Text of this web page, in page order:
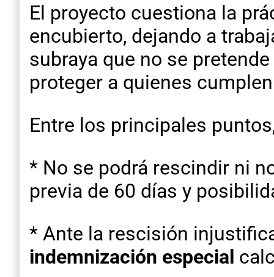
El proyecto cuestiona la
encubierto, dejando a
subraya que no se
proteger a quienes
Entre los principales
* No se podrá rescindir ni
previa de 60 días y
* Ante la rescisión
indemnización especial